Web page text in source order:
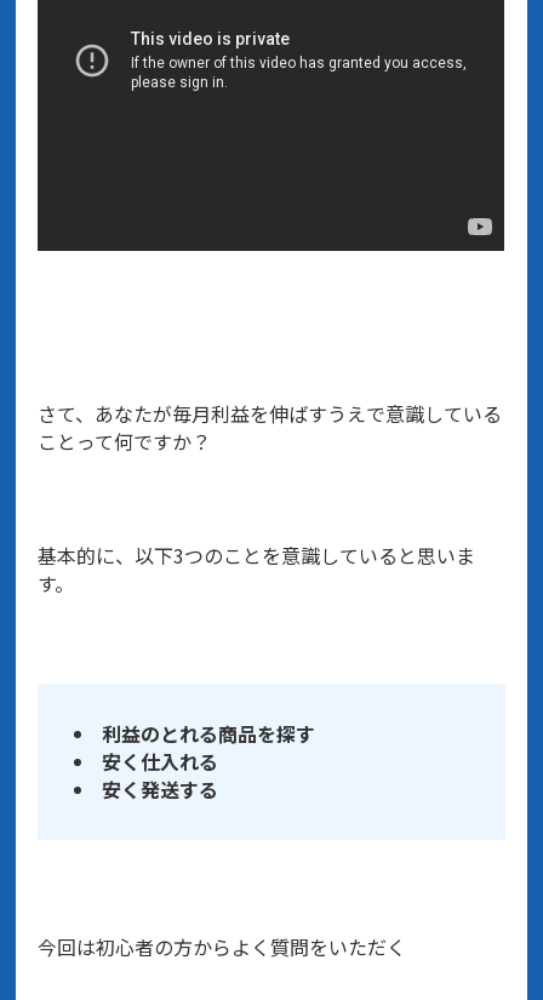
さて、あなたが毎月利益を伸ばすうえで意識している
ことって何ですか？
基本的に、以下3つのことを意識していると思いま
す。
利益のとれる商品を探す
安く仕入れる
安く発送する
今回は初心者の方からよく質問をいただく